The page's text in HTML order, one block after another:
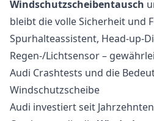
Windschutzscheibentausch
bleibt die volle Sicherheit und
Spurhalteassistent, Head-up-
Regen-/Lichtsensor –
Audi Crashtests und die
Windschutzscheibe
Audi investiert seit